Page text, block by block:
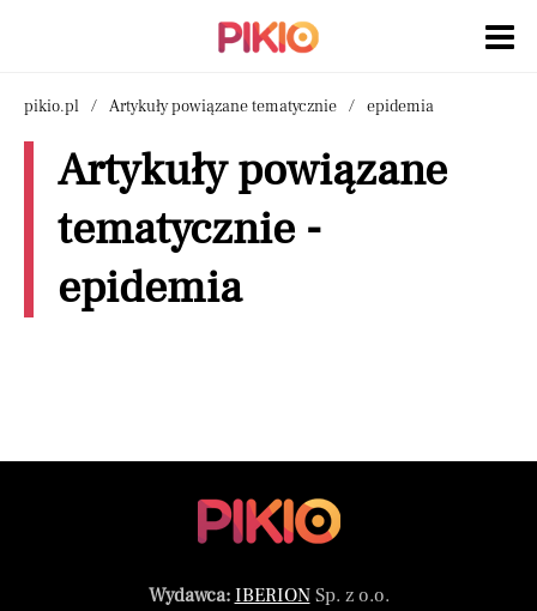
pikio.pl Artykuły powiązane tematycznie epidemia
Artykuły powiązane
tematycznie -
epidemia
Wydawca: IBERIONSp. z o.o.